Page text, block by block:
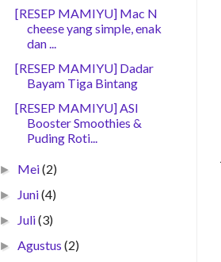
[RESEP MAMIYU] Mac N
cheese yang simple, enak
dan ...
[RESEP MAMIYU] Dadar
Bayam Tiga Bintang
[RESEP MAMIYU] ASI
Booster Smoothies &
Puding Roti...
► Mei(2)
► Juni(4)
► Juli(3)
►Agustus(2)